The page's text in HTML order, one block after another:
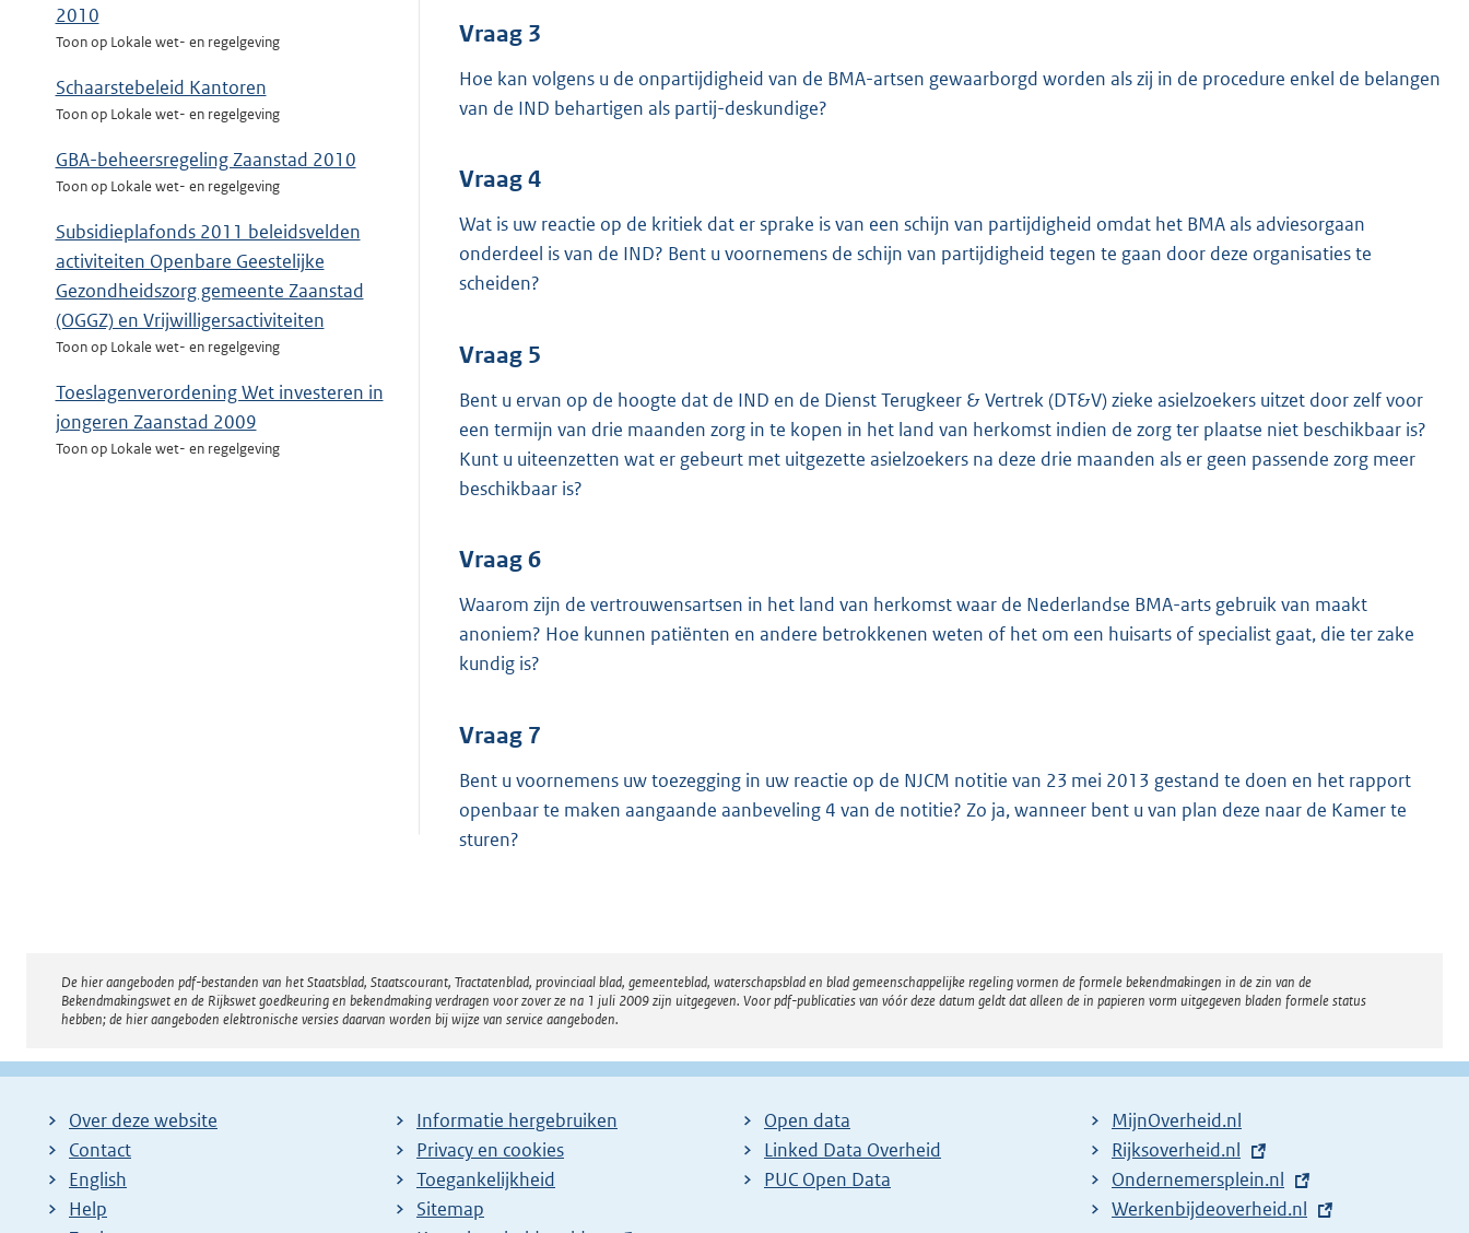
2010
Toon op Lokale wet- en regelgeving
Schaarstebeleid Kantoren
Toon op Lokale wet- en regelgeving
GBA-beheersregeling Zaanstad 2010
Toon op Lokale wet- en regelgeving
Subsidieplafonds 2011 beleidsvelden
activiteiten Openbare Geestelijke
Gezondheidszorg gemeente Zaanstad
(OGGZ) en Vrijwilligersactiviteiten
Toon op Lokale wet- en regelgeving
Toeslagenverordening Wet investeren in
jongeren Zaanstad 2009
Toon op Lokale wet- en regelgeving
Vraag 3
Hoe kan volgens u de onpartijdigheid van de BMA-artsen gewaarborgd worden als zij in de procedure enkel de belangen
van de IND behartigen als partij-deskundige?
Vraag 4
Wat is uw reactie op de kritiek dat er sprake is van een schijn van partijdigheid omdat het BMA als adviesorgaan
onderdeel is van de IND? Bent u voornemens de schijn van partijdigheid tegen te gaan door deze organisaties te
scheiden?
Vraag 5
Bent u ervan op de hoogte dat de IND en de Dienst Terugkeer & Vertrek (DT&V) zieke asielzoekers uitzet door zelf voor
een termijn van drie maanden zorg in te kopen in het land van herkomst indien de zorg ter plaatse niet beschikbaar is?
Kunt u uiteenzetten wat er gebeurt met uitgezette asielzoekers na deze drie maanden als er geen passende zorg meer
beschikbaar is?
Vraag 6
Waarom zijn de vertrouwensartsen in het land van herkomst waar de Nederlandse BMA-arts gebruik van maakt
anoniem? Hoe kunnen patiënten en andere betrokkenen weten of het om een huisarts of specialist gaat, die ter zake
kundig is?
Vraag 7
Bent u voornemens uw toezegging in uw reactie op de NJCM notitie van 23 mei 2013 gestand te doen en het rapport
openbaar te maken aangaande aanbeveling 4 van de notitie? Zo ja, wanneer bent u van plan deze naar de Kamer te
sturen?
Disclaimer
De hier aangeboden pdf-bestanden van het Staatsblad, Staatscourant, Tractatenblad, provinciaal blad, gemeenteblad, waterschapsblad en blad gemeenschappelijke regeling vormen de formele bekendmakingen in de zin van de
Bekendmakingswet en de Rijkswet goedkeuring en bekendmaking verdragen voor zover ze na 1 juli 2009 zijn uitgegeven. Voor pdf-publicaties van vóór deze datum geldt dat alleen de in papieren vorm uitgegeven bladen formele status
hebben; de hier aangeboden elektronische versies daarvan worden bij wijze van service aangeboden.
Over deze website
Contact
English
Help
Informatie hergebruiken
Privacy en cookies
Toegankelijkheid
Sitemap
Open data
Linked Data Overheid
PUC Open Data
MijnOverheid.nl
E
x
t
Rijksoverheid.nl
E
x
Ondernemersplein.nl
E
Werkenbijdeoverheid.nl